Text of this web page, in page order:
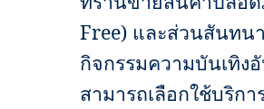
Free)และส่วนสันทน
กิจกรรมความบันเทิ
สามารถเลือกใช้บริก